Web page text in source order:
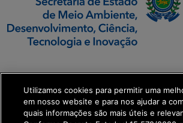
Executiva de
Transformação Digital
Utilizamos cookies para permitir uma
em nosso website e para nos ajudar a
quais informações são mais úteis e